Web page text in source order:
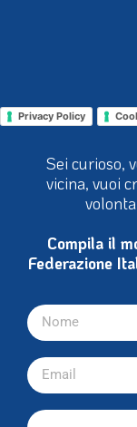
Privacy Policy
Sei curioso,
vicina, vuoi
Compila il
Federazione